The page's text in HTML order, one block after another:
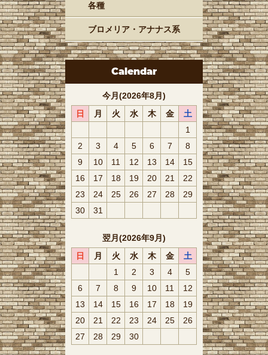
各種
ブロメリア・アナナス系
Calendar
今月(2026年8月)
日
月 火 水 木 金
土
1
2
3 4 5 6 7
8
9
10 11 12 13 14
15
16
17 18 19 20 21
22
23
24 25 26 27 28
29
30
31
翌月(2026年9月)
日
月 火 水 木 金
土
1
2 3 4
5
6
7 8 9 10 11
12
13
14 15 16 17 18
19
20
21 22 23 24 25
26
27
28 29 30